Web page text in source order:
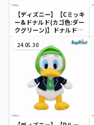
【ディズニー】【Cミッキ
ー&ドナルド(カゴ色:ダー
クグリーン)】ドナルドダ
ック ミニメッシュカゴ
24.05.30